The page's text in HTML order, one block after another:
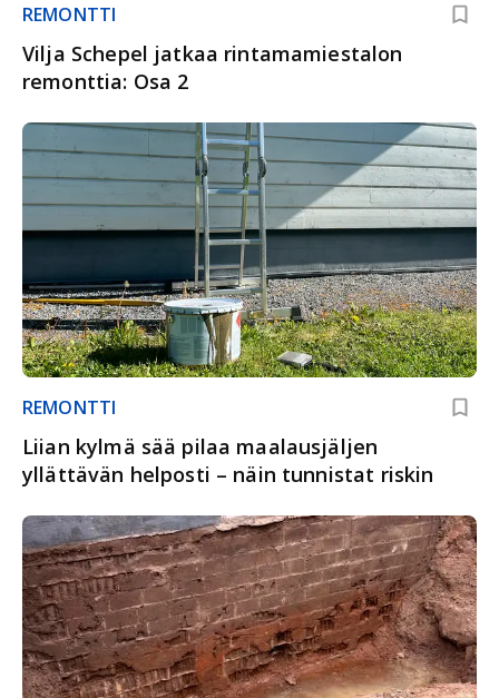
REMONTTI
Vilja Schepel jatkaa rintamamiestalon
remonttia: Osa 2
REMONTTI
Liian kylmä sää pilaa maalausjäljen
yllättävän helposti – näin tunnistat riskin